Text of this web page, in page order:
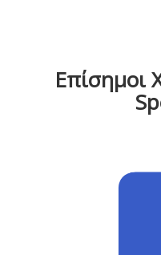
Επίσημοι